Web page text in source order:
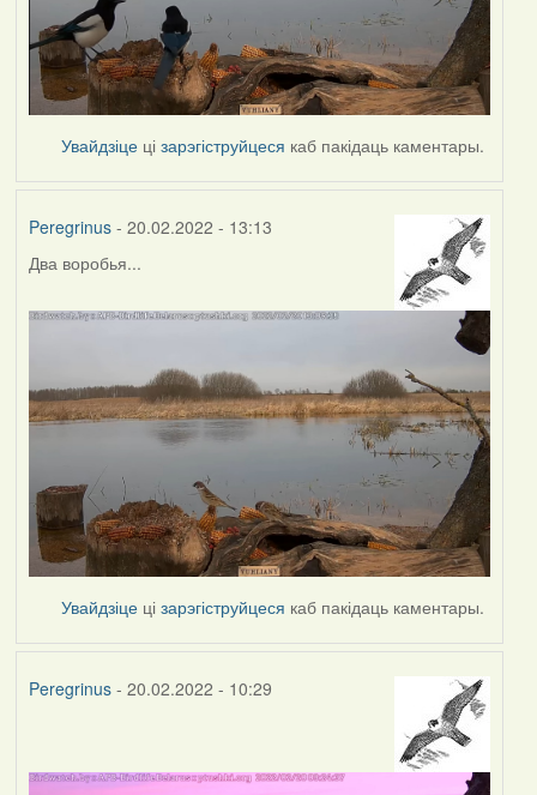
Увайдзіце цізарэгіструйцеся каб пакідаць каментары.
Peregrinus- 20.02.2022 - 13:13
Два воробья...
Увайдзіце цізарэгіструйцеся каб пакідаць каментары.
Peregrinus- 20.02.2022 - 10:29